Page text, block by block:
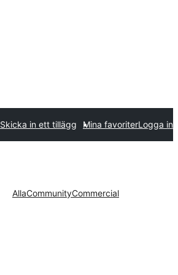
Skicka in ett tillägg Mina favoriterLogga in
AllaCommunityCommercial